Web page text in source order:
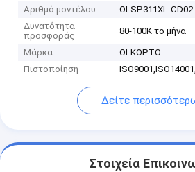
Αριθμό μοντέλου
OLSP311XL-CD02
Δυνατότητα
προσφοράς
80-100K το μήνα
Μάρκα
OLKOPTO
Πιστοποίηση
Δείτε
Στοιχεία